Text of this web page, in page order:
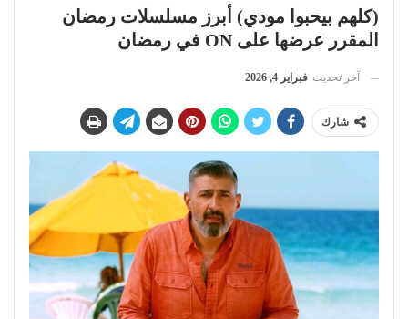
(كلهم بيحبوا مودي) أبرز مسلسلات رمضان
المقرر عرضها على ON في رمضان
آخر تحديث فبراير 4, 2026
شارك